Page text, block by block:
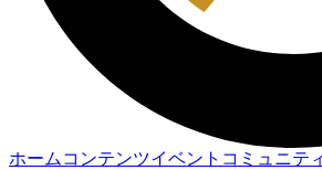
ホーム コンテンツイベント コミュニテ